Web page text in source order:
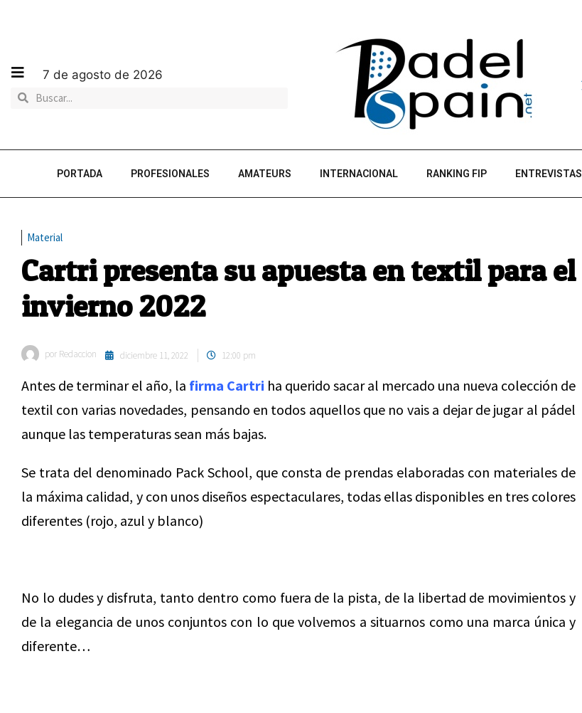
7 de agosto de 2026
PORTADA PROFESIONALES AMATEURS INTERNACIONAL RANKING FIP ENTREVISTAS
Material
Cartri presenta su apuesta en textil para el
invierno 2022
por Redaccion diciembre 11, 2022 12:00 pm
Antes de terminar el año, la firma Cartri ha querido sacar al mercado una nueva colección de
textil con varias novedades, pensando en todos aquellos que no vais a dejar de jugar al pádel
aunque las temperaturas sean más bajas.
Se trata del denominado Pack School, que consta de prendas elaboradas con materiales de
la máxima calidad, y con unos diseños espectaculares, todas ellas disponibles en tres colores
diferentes (rojo, azul y blanco)
No lo dudes y disfruta, tanto dentro como fuera de la pista, de la libertad de movimientos y
de la elegancia de unos conjuntos con lo que volvemos a situarnos como una marca única y
diferente…